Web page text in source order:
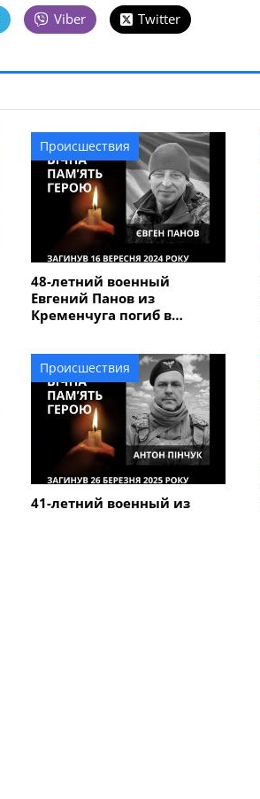
Viber Twitter
Происшествия
48-летний военный
Евгений Панов из
Кременчуга погиб в
Происшествия
41-летний военный из